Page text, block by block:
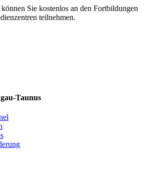
Sie kostenlos an den Fortbildungen
teilnehmen.
Taunus